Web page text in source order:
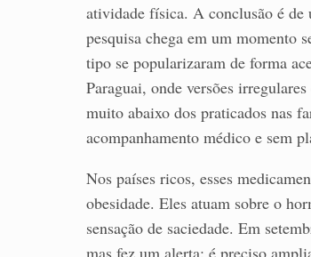
atividade física. A conclusão é
pesquisa chega em um momento
tipo se popularizaram de forma
Paraguai, onde versões
muito abaixo dos praticados nas
acompanhamento médico e sem
Nos países ricos, esses
obesidade. Eles atuam sobre o
sensação de saciedade. Em